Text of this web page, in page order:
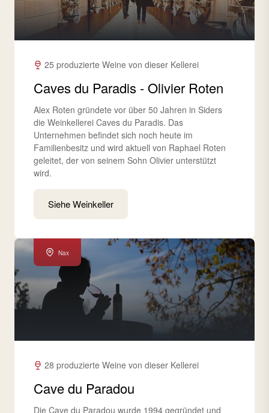
25 produzierte Weine von dieser Kellerei
Caves du Paradis - Olivier Roten
Alex Roten gründete vor über 50 Jahren in Siders
die Weinkellerei Caves du Paradis. Das
Unternehmen befindet sich noch heute im
Familienbesitz und wird aktuell von Raphael Roten
geleitet, der von seinem Sohn Olivier unterstützt
wird.
Siehe Weinkeller
Nax
28 produzierte Weine von dieser Kellerei
Cave du Paradou
Die Cave du Paradou wurde 1994 gegründet und